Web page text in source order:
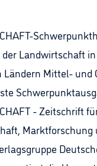
Landwirtschaft
Ländern Mittel- und
- Zeitschrift
Marktforschung